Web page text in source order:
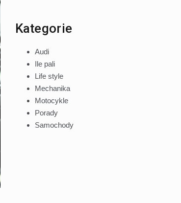
Kategorie
Audi
Ile pali
Life style
Mechanika
Motocykle
Porady
Samochody